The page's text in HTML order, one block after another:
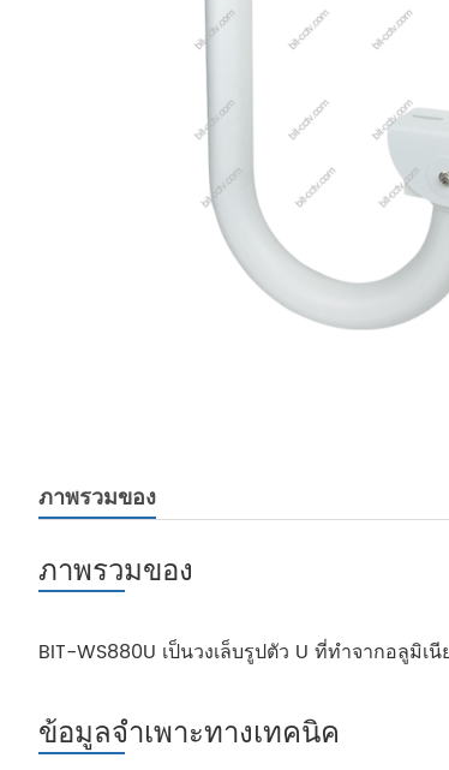
ภาพรวมของ
ภาพรวมของ
BIT-WS880U เป็นวงเล็บรูปตัว U ที่ทำจากอลูมิ
ข้อมูลจำเพาะทางเทคนิค